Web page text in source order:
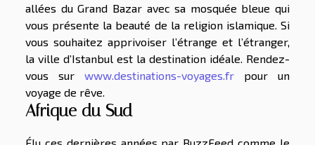
allées du Grand Bazar avec sa mosquée bleue qui
vous présente la beauté de la religion islamique. Si
vous souhaitez apprivoiser l’étrange et l’étranger,
la ville d’Istanbul est la destination idéale. Rendez-
vous sur www.destinations-voyages.fr pour un
voyage de rêve.
Afrique du Sud